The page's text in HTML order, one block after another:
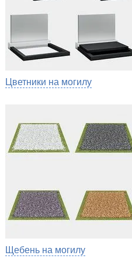
Цветники на могилу
Щебень на могилу